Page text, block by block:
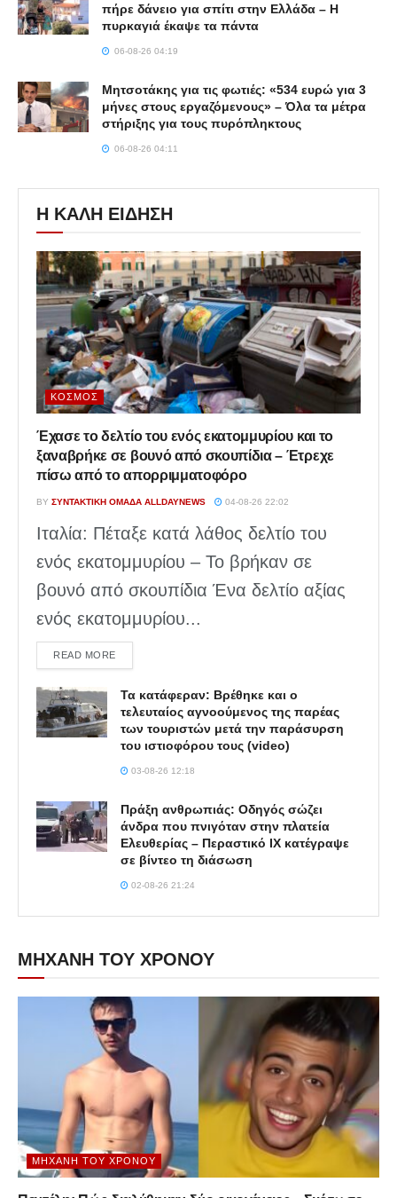
πήρε δάνειο για σπίτι στην Ελλάδα – Η
πυρκαγιά έκαψε τα πάντα
06-08-26 04:19
Μητσοτάκης για τις φωτιές: «534 ευρώ για 3
μήνες στους εργαζόμενους» – Όλα τα μέτρα
στήριξης για τους πυρόπληκτους
06-08-26 04:11
Η ΚΑΛΗ ΕΙΔΗΣΗ
ΚΌΣΜΟΣ
Έχασε το δελτίο του ενός εκατομμυρίου και το
ξαναβρήκε σε βουνό από σκουπίδια – Έτρεχε
πίσω από το απορριμματοφόρο
BY ΣΥΝΤΑΚΤΙΚΉ ΟΜΆΔΑ ALLDAYNEWS 04-08-26 22:02
Ιταλία: Πέταξε κατά λάθος δελτίο του
ενός εκατομμυρίου – Το βρήκαν σε
βουνό από σκουπίδια Ένα δελτίο αξίας
ενός εκατομμυρίου...
READ MOREDETAILS
Τα κατάφεραν: Βρέθηκε και ο
τελευταίος αγνοούμενος της παρέας
των τουριστών μετά την παράσυρση
του ιστιοφόρου τους (video)
03-08-26 12:18
Πράξη ανθρωπιάς: Οδηγός σώζει
άνδρα που πνιγόταν στην πλατεία
Ελευθερίας – Περαστικό ΙΧ κατέγραψε
σε βίντεο τη διάσωση
02-08-26 21:24
ΜΗΧΑΝΗ ΤΟΥ ΧΡΟΝΟΥ
ΜΗΧΑΝΉ ΤΟΥ ΧΡΌΝΟΥ